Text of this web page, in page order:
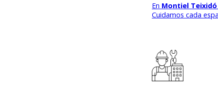
En Montiel Teixidó
Cuidamos cada